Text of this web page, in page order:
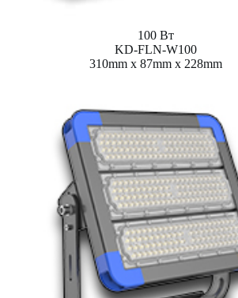
100 Вт
KD-FLN-W100
310mm x 87mm x 228mm